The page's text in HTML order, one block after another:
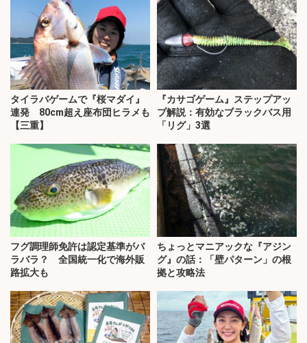
タイラバゲームで『桜マダイ』
連発 80cm超え座布団ヒラメも
【三重】
『カサゴゲーム』ステップアッ
プ解説：有効なブラックバス用
「リグ」3選
フグ調理師免許は認定基準がバ
ラバラ？ 全国統一化で海外販
路拡大も
ちょっとマニアックな『アジン
グ』の話：「壁パターン」の根
拠と攻略法